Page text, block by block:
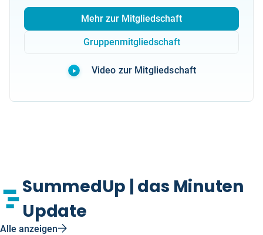
Mehr zur Mitgliedschaft
Gruppenmitgliedschaft
Video zur Mitgliedschaft
SummedUp | das Minuten
Update
Alle anzeigen